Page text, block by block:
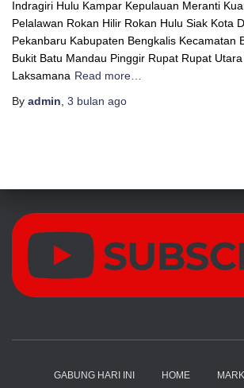
Indragiri Hulu Kampar Kepulauan Meranti
Pelalawan Rokan Hilir Rokan Hulu Siak Kota
Pekanbaru Kabupaten Bengkalis Kecamatan
Bukit Batu Mandau Pinggir Rupat Rupat
Laksamana Read more…
By admin 3 bulan ago
GABUNG HARI INI HOME